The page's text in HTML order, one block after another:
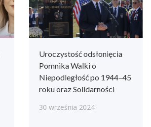
Uroczystość odsłonięcia
Pomnika Walki o
Niepodległość po 1944–45
roku oraz Solidarności
30 września 2024